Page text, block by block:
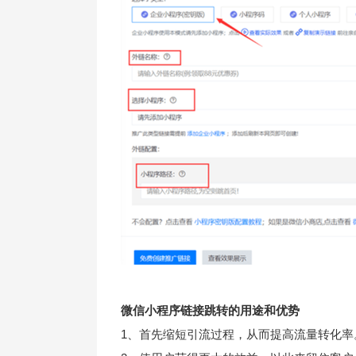
微信小程序链接跳转的用途和优势
1、首先缩短引流过程，从而提高流量转化率